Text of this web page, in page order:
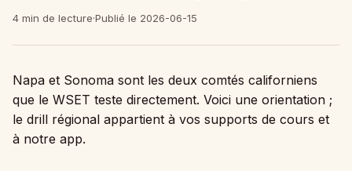
4 min de lecture·Publié le 2026-06-15
Napa et Sonoma sont les deux comtés californiens
que le WSET teste directement. Voici une orientation ;
le drill régional appartient à vos supports de cours et
à notre app.